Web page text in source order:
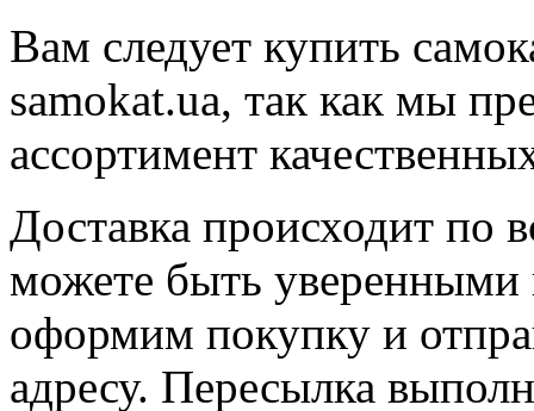
Вам следует купить
samokat.ua, так как мы
ассортимент
Доставка происходит по
можете быть
оформим покупку и
адресу. Пересылка